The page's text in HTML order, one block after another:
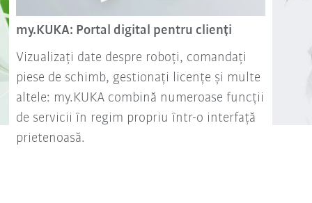
my.KUKA: Portal digital pentru clienți
Vizualizați date despre roboți, comandați
piese de schimb, gestionați licențe și multe
altele: my.KUKA combină numeroase funcții
de servicii în regim propriu într-o interfață
prietenoasă.